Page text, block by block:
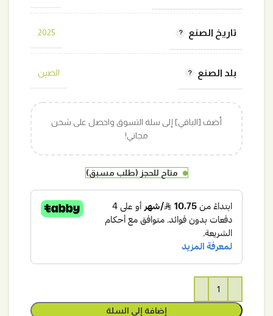
تاريخ الصنع 2025
بلد الصنع الصين
أضف [الباقي] إلى سلة التسوق واحصل على شحن
مجاني!
متاح للحجز (طلب مسبق)
إضافة إلى السلة